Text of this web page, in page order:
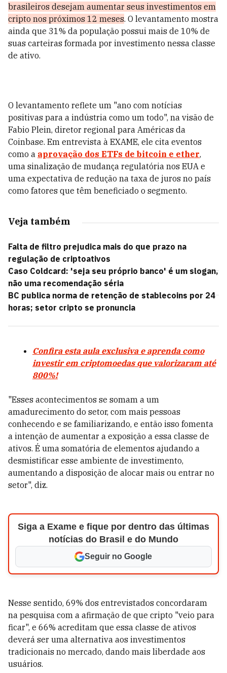
brasileiros desejam aumentar seus investimentos em
cripto nos próximos 12 meses. O levantamento mostra
ainda que 31% da população possui mais de 10% de
suas carteiras formada por investimento nessa classe
de ativo.
O levantamento reflete um "ano com notícias
positivas para a indústria como um todo", na visão de
Fabio Plein, diretor regional para Américas da
Coinbase. Em entrevista à EXAME, ele cita eventos
como a aprovação dos ETFs de bitcoin e ether,
uma sinalização de mudança regulatória nos EUA e
uma expectativa de redução na taxa de juros no país
como fatores que têm beneficiado o segmento.
Veja também
Falta de filtro prejudica mais do que prazo na
regulação de criptoativos
Caso Coldcard: 'seja seu próprio banco' é um slogan,
não uma recomendação séria
BC publica norma de retenção de stablecoins por 24
horas; setor cripto se pronuncia
Confira esta aula exclusiva e aprenda como
investir em criptomoedas que valorizaram até
800%!
"Esses acontecimentos se somam a um
amadurecimento do setor, com mais pessoas
conhecendo e se familiarizando, e então isso fomenta
a intenção de aumentar a exposição a essa classe de
ativos. É uma somatória de elementos ajudando a
desmistificar esse ambiente de investimento,
aumentando a disposição de alocar mais ou entrar no
setor", diz.
Siga a Exame e fique por dentro das últimas
notícias do Brasil e do Mundo
Seguir no Google
Nesse sentido, 69% dos entrevistados concordaram
na pesquisa com a afirmação de que cripto "veio para
ficar", e 66% acreditam que essa classe de ativos
deverá ser uma alternativa aos investimentos
tradicionais no mercado, dando mais liberdade aos
usuários.